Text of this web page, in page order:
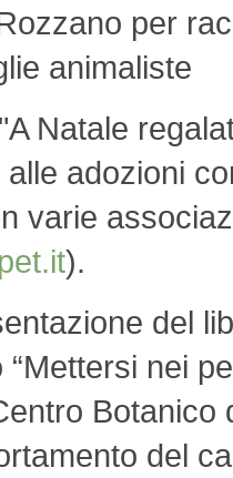
per
animaliste
Natale
adozioni
varie
).
del
“Mettersi nei
Botanico
del